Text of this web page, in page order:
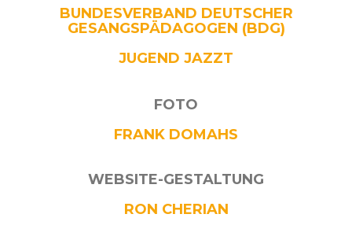
BUNDESVERBAND DEUTSCHER
GESANGSPÄDAGOGEN (BDG)
JUGEND JAZZT
FOTO
FRANK DOMAHS
WEBSITE-GESTALTUNG
RON CHERIAN